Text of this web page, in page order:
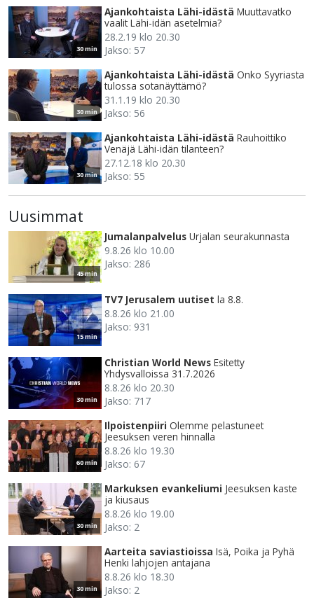
30 min
Ajankohtaista Lähi-idästä Muuttavatko
vaalit Lähi-idän asetelmia?
28.2.19 klo 20.30
Jakso: 57
30 min
Ajankohtaista Lähi-idästä Onko Syyriasta
tulossa sotanäyttämö?
31.1.19 klo 20.30
Jakso: 56
30 min
Ajankohtaista Lähi-idästä Rauhoittiko
Venäjä Lähi-idän tilanteen?
27.12.18 klo 20.30
Jakso: 55
Uusimmat
45 min
Jumalanpalvelus Urjalan seurakunnasta
9.8.26 klo 10.00
Jakso: 286
15 min
TV7 Jerusalem uutiset la 8.8.
8.8.26 klo 21.00
Jakso: 931
30 min
Christian World News Esitetty
Yhdysvalloissa 31.7.2026
8.8.26 klo 20.30
Jakso: 717
60 min
Ilpoistenpiiri Olemme pelastuneet
Jeesuksen veren hinnalla
8.8.26 klo 19.30
Jakso: 67
30 min
Markuksen evankeliumi Jeesuksen kaste
ja kiusaus
8.8.26 klo 19.00
Jakso: 2
30 min
Aarteita saviastioissa Isä, Poika ja Pyhä
Henki lahjojen antajana
8.8.26 klo 18.30
Jakso: 2